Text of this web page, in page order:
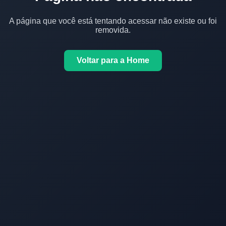
A página que você está tentando acessar não existe ou foi
removida.
Voltar para a Home